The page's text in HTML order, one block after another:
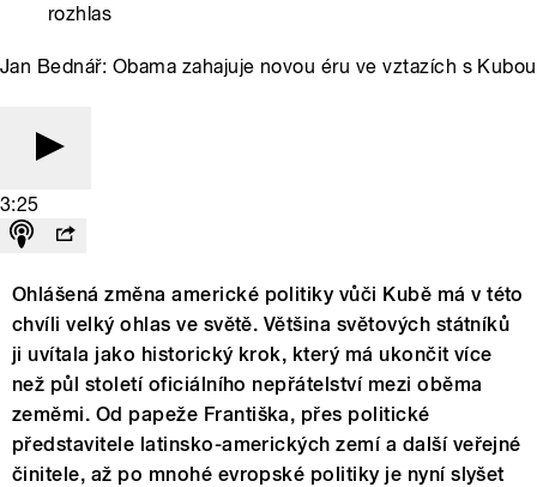
rozhlas
Jan Bednář: Obama zahajuje novou éru ve vztazích s Kubou
3:25
Ohlášená změna americké politiky vůči Kubě má v této
chvíli velký ohlas ve světě. Většina světových státníků
ji uvítala jako historický krok, který má ukončit více
než půl století oficiálního nepřátelství mezi oběma
zeměmi. Od papeže Františka, přes politické
představitele latinsko-amerických zemí a další veřejné
činitele, až po mnohé evropské politiky je nyní slyšet